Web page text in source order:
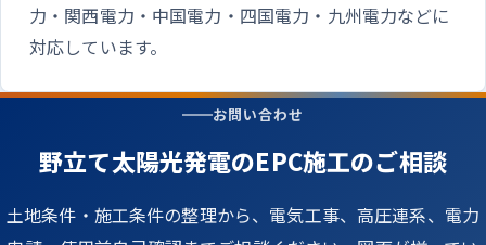
力・関西電力・中国電力・四国電力・九州電力などに
対応しています。
お問い合わせ
野立て太陽光発電のEPC施工のご相談
土地条件・施工条件の整理から、電気工事、高圧連系、電力